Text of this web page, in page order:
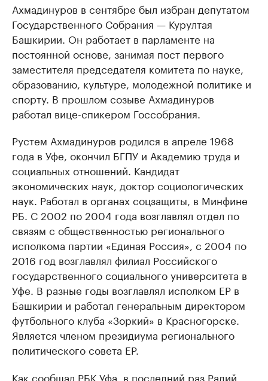
Ахмадинуров в сентябре был избран депутатом
Государственного Собрания — Курултая
Башкирии. Он работает в парламенте на
постоянной основе, занимая пост первого
заместителя председателя комитета по науке,
образованию, культуре, молодежной политике и
спорту. В прошлом созыве Ахмадинуров
работал вице-спикером Госсобрания.
Рустем Ахмадинуров родился в апреле 1968
года в Уфе, окончил БГПУ и Академию труда и
социальных отношений. Кандидат
экономических наук, доктор социологических
наук. Работал в органах соцзащиты, в Минфине
РБ. С 2002 по 2004 года возглавлял отдел по
связям с общественностью регионального
исполкома партии «Единая Россия», с 2004 по
2016 год возглавлял филиал Российского
государственного социального университета в
Уфе. В разные годы возглавлял исполком ЕР в
Башкирии и работал генеральным директором
футбольного клуба «Зоркий» в Красногорске.
Является членом президиума регионального
политического совета ЕР.
Как сообщал РБК Уфа, в последний раз Радий